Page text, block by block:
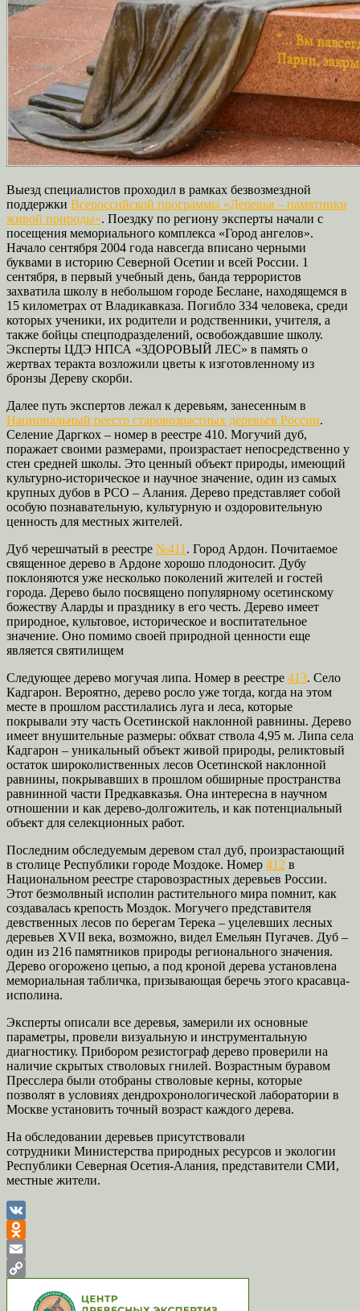
Выезд специалистов проходил в рамках безвозмездной
поддержки Всероссийской программы «Деревья – памятники
живой природы». Поездку по региону эксперты начали с
посещения мемориального комплекса «Город ангелов».
Начало сентября 2004 года навсегда вписано черными
буквами в историю Северной Осетии и всей России. 1
сентября, в первый учебный день, банда террористов
захватила школу в небольшом городе Беслане, находящемся в
15 километрах от Владикавказа. Погибло 334 человека, среди
которых ученики, их родители и родственники, учителя, а
также бойцы спецподразделений, освобождавшие школу.
Эксперты ЦДЭ НПСА «ЗДОРОВЫЙ ЛЕС» в память о
жертвах теракта возложили цветы к изготовленному из
бронзы Дереву скорби.
Далее путь экспертов лежал к деревьям, занесенным в
Национальный реестр старовозрастных деревьев России.
Селение Даргкох – номер в реестре 410. Могучий дуб,
поражает своими размерами, произрастает непосредственно у
стен средней школы. Это ценный объект природы, имеющий
культурно-историческое и научное значение, один из самых
крупных дубов в РСО – Алания. Дерево представляет собой
особую познавательную, культурную и оздоровительную
ценность для местных жителей.
Дуб черешчатый в реестре №411 . Город Ардон. Почитаемое
священное дерево в Ардоне хорошо плодоносит. Дубу
поклоняются уже несколько поколений жителей и гостей
города. Дерево было посвящено популярному осетинскому
божеству Аларды и празднику в его честь. Дерево имеет
природное, культовое, историческое и воспитательное
значение. Оно помимо своей природной ценности еще
является святилищем
Следующее дерево могучая липа. Номер в реестре 413. Село
Кадгарон. Вероятно, дерево росло уже тогда, когда на этом
месте в прошлом расстилались луга и леса, которые
покрывали эту часть Осетинской наклонной равнины. Дерево
имеет внушительные размеры: обхват ствола 4,95 м. Липа села
Кадгарон – уникальный объект живой природы, реликтовый
остаток широколиственных лесов Осетинской наклонной
равнины, покрывавших в прошлом обширные пространства
равнинной части Предкавказья. Она интересна в научном
отношении и как дерево-долгожитель, и как потенциальный
объект для селекционных работ.
Последним обследуемым деревом стал дуб, произрастающий
в столице Республики городе Моздоке. Номер 412 в
Национальном реестре старовозрастных деревьев России.
Этот безмолвный исполин растительного мира помнит, как
создавалась крепость Моздок. Могучего представителя
девственных лесов по берегам Терека – уцелевших лесных
деревьев XVII века, возможно, видел Емельян Пугачев. Дуб –
один из 216 памятников природы регионального значения.
Дерево огорожено цепью, а под кроной дерева установлена
мемориальная табличка, призывающая беречь этого красавца-
исполина.
Эксперты описали все деревья, замерили их основные
параметры, провели визуальную и инструментальную
диагностику. Прибором резистограф дерево проверили на
наличие скрытых стволовых гнилей. Возрастным буравом
Пресслера были отобраны стволовые керны, которые
позволят в условиях дендрохронологической лаборатории в
Москве установить точный возраст каждого дерева.
На обследовании деревьев присутствовали
сотрудники Министерства природных ресурсов и экологии
Республики Северная Осетия-Алания, представители СМИ,
местные жители.
VK
Odnoklassniki
Email